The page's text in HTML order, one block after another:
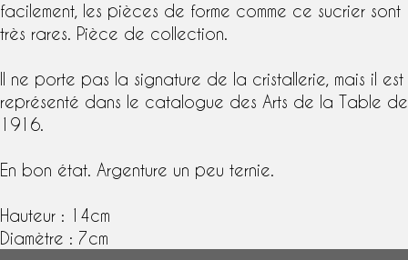
facilement, les pièces de forme comme ce sucrier sont
très rares. Pièce de collection.
Il ne porte pas la signature de la cristallerie , mais il est
représenté dans le catalogue des Arts de la Table de
1916.
En bon état. Argenture un peu ternie.
Hauteur : 14cm
Diamètre : 7cm